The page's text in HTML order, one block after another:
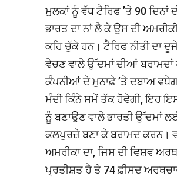
ਮੁਲਕਾਂ ਨੂੰ ਵੱਧ ਟੈਰਿਫ ’ਤੇ 90
ਭਾਰਤ ਦਾ ਨਾਂ ਲੈ ਕੇ ਉਸ ਦੀ
ਕਹਿ ਚੁੱਕੇ ਹਨ। ਟੈਰਿਫ ਨੀਤੀ ਦਾ
ਵੇਚਣ ਵਾਲੇ ਉੱਦਮਾਂ ਦੀਆਂ ਬਰਾਮਦਾਂ
ਕੰਪਨੀਆਂ ਦੇ ਮੁਨਾਫ਼ੇ ’ਤੇ ਦਬਾਅ
ਮੰਦੀ ਕਿੰਨੇ ਸਮੇਂ ਤੱਕ ਹੋਵੇਗੀ, ਇਹ
ਨੂੰ ਬਣਾਉਣ ਵਾਲੇ ਭਾਰਤੀ ਉੱਦਮਾਂ
ਕਲਪੁਰਜ਼ੇ ਬਣਾ ਕੇ ਬਰਾਮਦ ਕਰਨ।
ਅਮਰੀਕਾ ਦਾ, ਜਿਸ ਦੀ ਵਿਸ਼ਵ
ਪ੍ਰਤੀਸ਼ਤ ਹੈ ਤੇ 74 ਫ਼ੀਸਦ